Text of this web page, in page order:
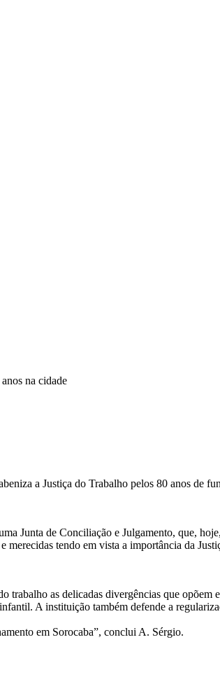
na cidade
a Justiça do Trabalho pelos 80 anos de
Junta de Conciliação e Julgamento, que,
tendo em vista a importância da
as delicadas divergências que opõem
A instituição também defende a
em Sorocaba”, conclui A. Sérgio.